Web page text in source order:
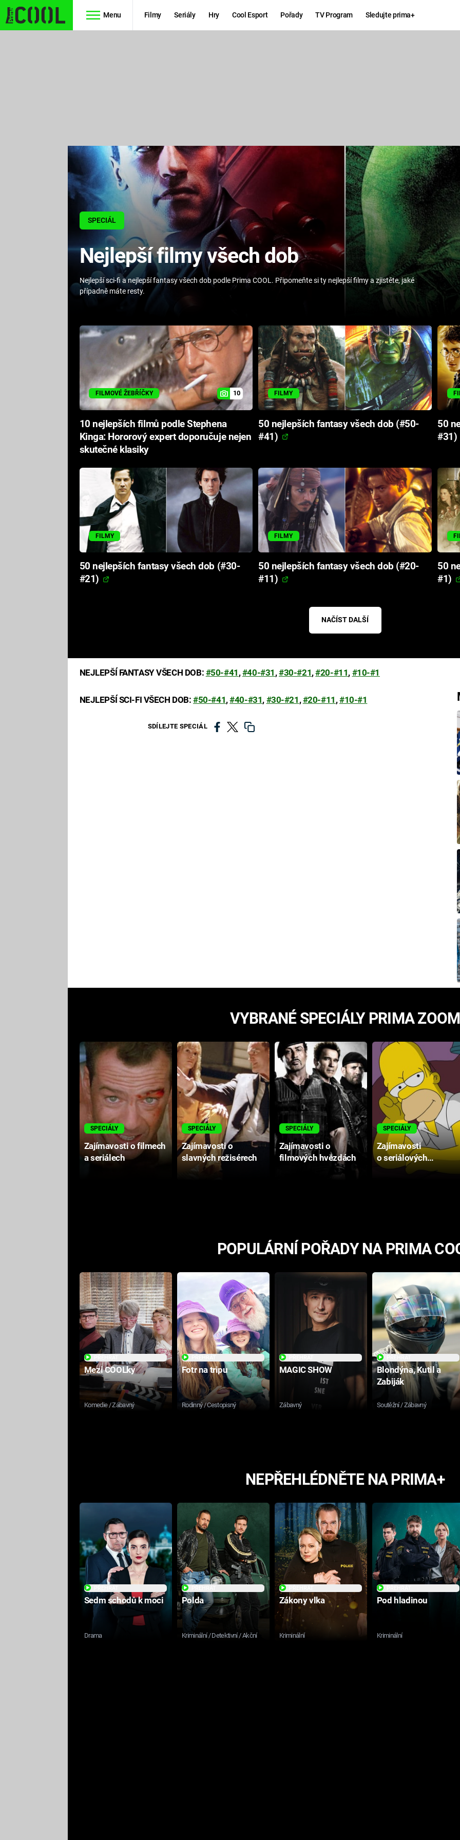
Menu Filmy Seriály Hry Cool Esport Pořady TV Program Sledujte prima+
VELKÉHO
TŘESKU
FUTURAMA
ZBĚSILE 10
PREDÁTOR
COME:
DELIVERANCE
ESPORT
CHUCK
NORRIS
SPECIÁL
Nejlepší filmy všech dob
Nejlepší sci-fi a nejlepší fantasy všech dob podle Prima COOL. Připomeňte si ty nejlepší filmy a zjistěte, jaké
případně máte resty.
FILMOVÉ ŽEBŘÍČKY 10
10 nejlepších filmů podle Stephena
Kinga: Hororový expert doporučuje nejen
skutečné klasiky
FILMY
50 nejlepších fantasy všech dob (#50-
#41)
50
#31)
FILMY
50 nejlepších fantasy všech dob (#30-
#21)
FILMY
50 nejlepších fantasy všech dob (#20-
#11)
50
#1)
NAČÍST DALŠÍ
NEJLEPŠÍ FANTASY VŠECH DOB: #50-#41 ,#40-#31 ,#30-#21,#20-#11, #10-#1
NEJLEPŠÍ SCI-FI VŠECH DOB:#50-#41,#40-#31, #30-#21 ,#20-#11 ,#10-#1
SDÍLEJTE SPECIÁL
VYBRANÉ SPECIÁLY PRIMA ZOOM
SPECIÁLY
Zajímavosti o filmech
a seriálech
SPECIÁLY
Zajímavosti o
slavných režisérech
SPECIÁLY
Zajímavosti o
filmových hvězdách
SPECIÁLY
Zajímavosti
o seriálových
postavách
POPULÁRNÍ POŘADY NA PRIMA
Mezi COOLky
Komedie / Zábavný
Fotr na tripu
Rodinný / Cestopisný
MAGIC SHOW
Zábavný
Blondýna, Kutil a
Zabiják
Soutěžní / Zábavný
NEPŘEHLÉDNĚTE NA PRIMA+
Sedm schodů k moci
Drama
Polda
Kriminální / Detektivní / Akční
Zákony vlka
Kriminální
Pod hladinou
Kriminální